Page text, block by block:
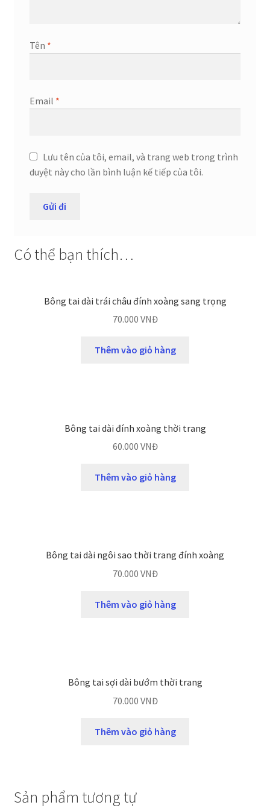
Tên *
Email *
Lưu tên của tôi, email, và trang web trong trình
duyệt này cho lần bình luận kế tiếp của tôi.
Có thể bạn thích…
Bông tai dài trái châu đính xoàng sang trọng
70.000 VNĐ
Thêm vào giỏ hàng
Bông tai dài đính xoàng thời trang
60.000 VNĐ
Thêm vào giỏ hàng
Bông tai dài ngôi sao thời trang đính xoàng
70.000 VNĐ
Thêm vào giỏ hàng
Bông tai sợi dài bướm thời trang
70.000 VNĐ
Thêm vào giỏ hàng
Sản phẩm tương tự